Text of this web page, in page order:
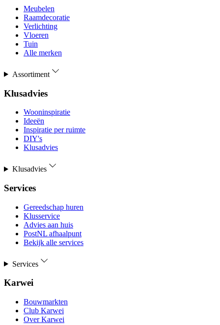
Meubelen
Raamdecoratie
Verlichting
Vloeren
Tuin
Alle merken
Assortiment
Klusadvies
Wooninspiratie
Ideeën
Inspiratie per ruimte
DIY's
Klusadvies
Klusadvies
Services
Gereedschap huren
Klusservice
Advies aan huis
PostNL afhaalpunt
Bekijk alle services
Services
Karwei
Bouwmarkten
Club Karwei
Over Karwei